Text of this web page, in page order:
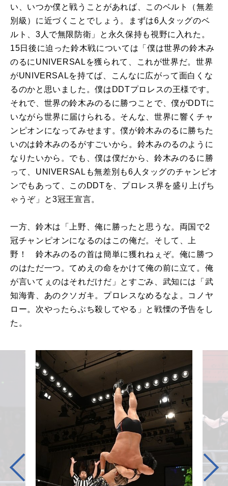
い、いつか僕と戦うことがあれば、このベルト（無差
別級）に近づくことでしょう。まずは6人タッグのベ
ルト、3人で無限防衛」と永久保持も視野に入れた。
15日後に迫った鈴木戦については「僕は世界の鈴木み
のるにUNIVERSALを獲られて、これが世界だ。世界
がUNIVERSALを持てば、こんなに広がって面白くな
るのかと思いました。僕はDDTプロレスの王様です。
それで、世界の鈴木みのるに勝つことで、僕がDDTに
いながら世界に届けられる。そんな、世界に響くチャ
ンピオンになってみせます。僕が鈴木みのるに勝ちた
いのは鈴木みのるがすごいから。鈴木みのるのように
なりたいから。でも、僕は僕だから、鈴木みのるに勝
って、UNIVERSALも無差別も6人タッグのチャンピオ
ンでもあって、このDDTを、プロレス界を盛り上げち
ゃうぞ」と3冠王宣言。
一方、鈴木は「上野、俺に勝ったと思うな。両国で2
冠チャンピオンになるのはこの俺だ。そして、上
野！ 鈴木みのるの首は簡単に獲れねぇぞ。俺に勝つ
のはただ一つ。てめえの命をかけて俺の前に立て。俺
が言いてぇのはそれだけだ」とすごみ、武知には「武
知海青、あのクソガキ。プロレスなめるなよ。コノヤ
ロー。次やったらぶち殺してやる」と戦慄の予告をし
た。